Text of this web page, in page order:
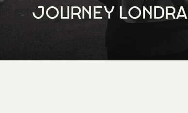
JOURNEY LONDRA